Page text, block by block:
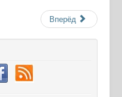
Вперёд